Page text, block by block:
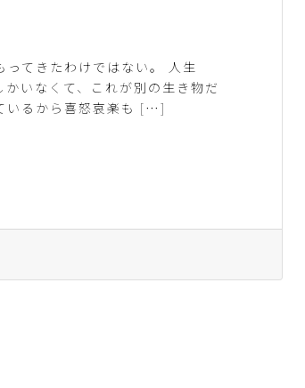
てきたわけではない。 人生
いなくて、これが別の生き物だ
いるから喜怒哀楽も […]